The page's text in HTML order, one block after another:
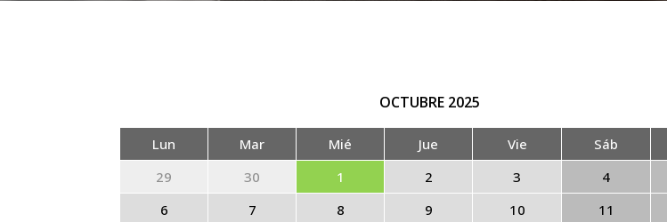
OCTUBRE 2025
Lun Mar Mié Jue Vie Sáb
29
30 1 2 3 4
6
7 8 9 10 11